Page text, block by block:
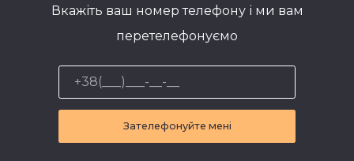
Вкажіть ваш номер телефону і ми вам
перетелефонуємо
Зателефонуйте мені